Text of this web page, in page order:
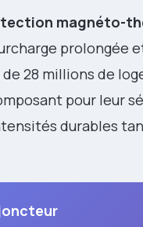
magnéto-
de 28 millions de
pour leur
durables